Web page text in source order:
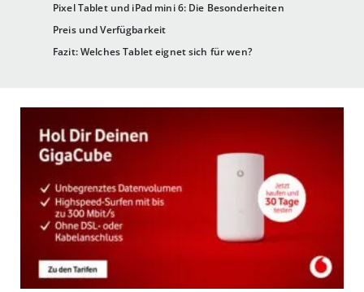
Pixel Tablet und iPad mini 6: Die Besonderheiten
Preis und Verfügbarkeit
Fazit: Welches Tablet eignet sich für wen?